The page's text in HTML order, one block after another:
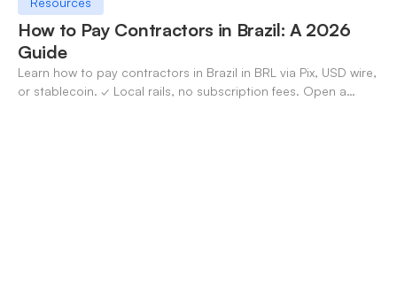
How to Pay Contractors in Brazil: A 2026
Guide
Learn how to pay contractors in Brazil in BRL via Pix, USD wire,
or stablecoin. ✓ Local rails, no subscription fees. Open a